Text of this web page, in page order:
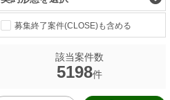
募集終了案件(CLOSE)も含める
該当案件数
5198件